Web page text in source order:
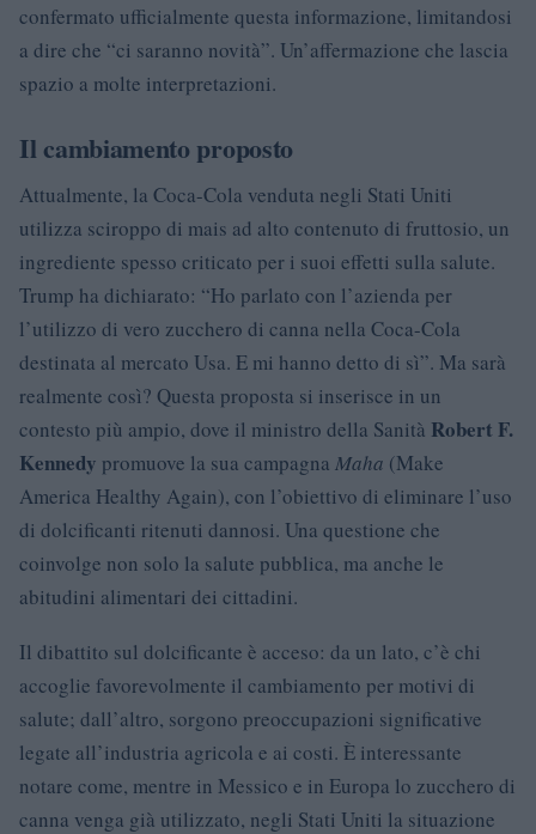
confermato ufficialmente questa informazione, limitandosi
a dire che “ci saranno novità”. Un’affermazione che lascia
spazio a molte interpretazioni.
Il cambiamento proposto
Attualmente, la Coca-Cola venduta negli Stati Uniti
utilizza sciroppo di mais ad alto contenuto di fruttosio, un
ingrediente spesso criticato per i suoi effetti sulla salute.
Trump ha dichiarato: “Ho parlato con l’azienda per
l’utilizzo di vero zucchero di canna nella Coca-Cola
destinata al mercato Usa. E mi hanno detto di sì”. Ma sarà
realmente così? Questa proposta si inserisce in un
contesto più ampio, dove il ministro della Sanità Robert F.
Kennedy promuove la sua campagna Maha (Make
America Healthy Again), con l’obiettivo di eliminare l’uso
di dolcificanti ritenuti dannosi. Una questione che
coinvolge non solo la salute pubblica, ma anche le
abitudini alimentari dei cittadini.
Il dibattito sul dolcificante è acceso: da un lato, c’è chi
accoglie favorevolmente il cambiamento per motivi di
salute; dall’altro, sorgono preoccupazioni significative
legate all’industria agricola e ai costi. È interessante
notare come, mentre in Messico e in Europa lo zucchero di
canna venga già utilizzato, negli Stati Uniti la situazione